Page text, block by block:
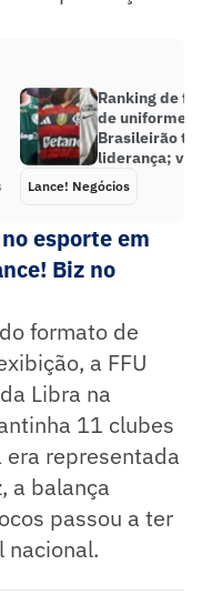
Ranking de
de uniformes
Brasileirão
liderança;
Lance! Negócios
esporte em
Biz no
formato de
a FFU
Libra na
11 clubes
era representada
a balança
passou a ter
nacional.